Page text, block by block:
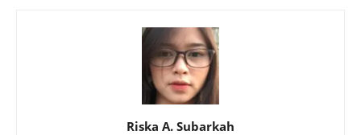
Riska A. Subarkah